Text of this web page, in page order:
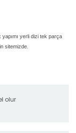
yerli dizi tek parça
sitemizde.
olur